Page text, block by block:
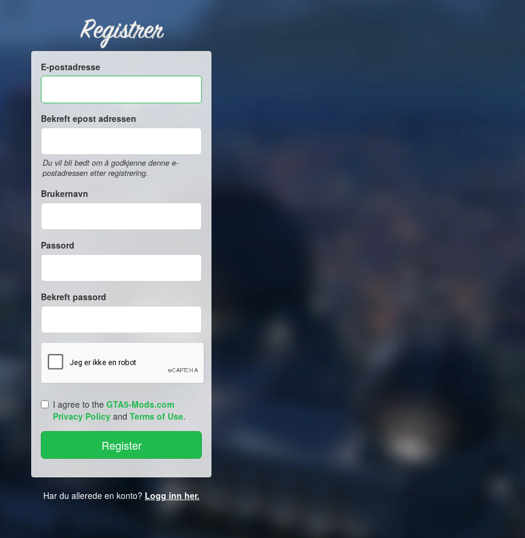
Registrer
E-postadresse
Bekreft epost adressen
Du vil bli bedt om å godkjenne denne e-
postadressen etter registrering.
Brukernavn
Passord
Bekreft passord
I agree to the GTA5-Mods.com
Privacy Policy and Terms of Use.
Har du allerede en konto? Logg inn her.